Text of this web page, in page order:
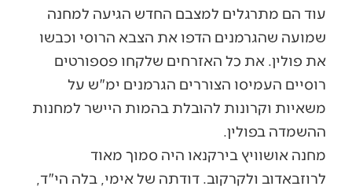
עוד הם מתרגלים למצבם החדש הגיעה למחנה
שמועה שהגרמנים הדפו את הצבא הרוסי וכבשו
את פולין. את כל האזרחים שלקחו פספורטים
רוסיים העמיסו הצוררים הגרמנים ימ"ש על
משאיות וקרונות להובלת בהמות היישר למחנות
ההשמדה בפולין.
מחנה אושוויץ בירקנאו היה סמוך מאוד
לרוזבאדוב ולקרקוב. דודתה של אימי, בלה הי"ד,